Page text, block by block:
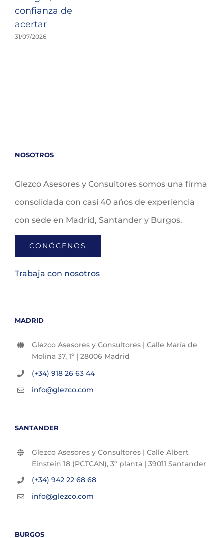
confianza de
acertar
31/07/2026
NOSOTROS
Glezco Asesores y Consultores somos una firma
consolidada con casi 40 años de experiencia
con sede en Madrid, Santander y Burgos.
CONÓCENOS
Trabaja con nosotros
MADRID
Glezco Asesores y Consultores | Calle María de
Molina 37, 1º | 28006 Madrid
(+34) 918 26 63 44
info@glezco.com
SANTANDER
Glezco Asesores y Consultores | Calle Albert
Einstein 18 (PCTCAN), 3ª planta | 39011 Santander
(+34) 942 22 68 68
info@glezco.com
BURGOS